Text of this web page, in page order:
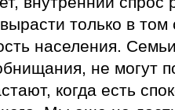
только в том
населения.
не могут
когда есть